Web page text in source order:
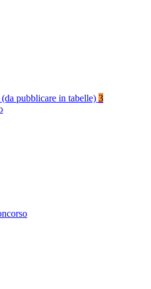
pubblicare in tabelle) 3